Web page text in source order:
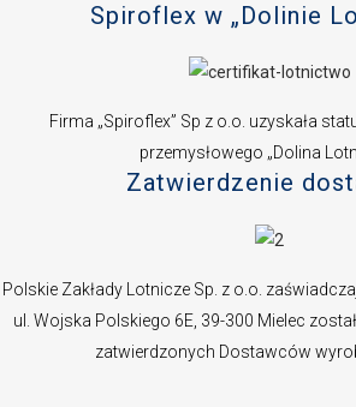
Spiroflex w „Dolinie
Firma „Spiroflex” Sp z o.o. uzyskała
przemysłowego „Dolina
Zatwierdzenie
Polskie Zakłady Lotnicze Sp. z o.o.
ul. Wojska Polskiego 6E, 39-300 Mielec
zatwierdzonych Dostawców